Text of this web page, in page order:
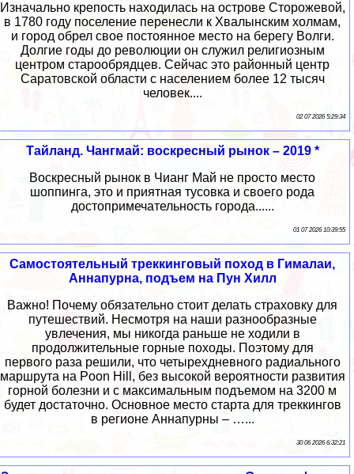
Изначально крепость находилась на острове Сторожевой,
в 1780 году поселение перенесли к Хвалынским холмам,
и город обрел свое постоянное место на берегу Волги.
Долгие годы до революции он служил религиозным
центром старообрядцев. Сейчас это районный центр
Саратовской области с населением более 12 тысяч
человек....
02 07 2026 5:29:34
Тайланд. Чангмай: воскресный рынок – 2019 *
Воскресный рынок в Чианг Май не просто место
шоппинга, это и приятная тусовка и своего рода
достопримечательность города......
01 07 2026 10:39:55
Самостоятельный треккинговый поход в Гималаи,
Аннапурна, подъем на Пун Хилл
Важно! Почему обязательно стоит делать страховку для
путешествий. Несмотря на наши разнообразные
увлечения, мы никогда раньше не ходили в
продолжительные горные походы. Поэтому для
первого раза решили, что четырехдневного радиального
маршрута на Poon Hill, без высокой вероятности развития
горной болезни и с максимальным подъемом на 3200 м
будет достаточно. Основное место старта для треккингов
в регионе Аннапурны – …...
30 06 2026 6:32:21